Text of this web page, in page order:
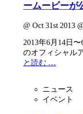
ームービーが
@ Oct 31st 2013
2013年6月14日
のオフィシャル
と読む …
ニュース
イベント